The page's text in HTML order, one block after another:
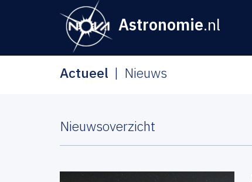
Astronomie.nl
Actueel Nieuws
Nieuwsoverzicht